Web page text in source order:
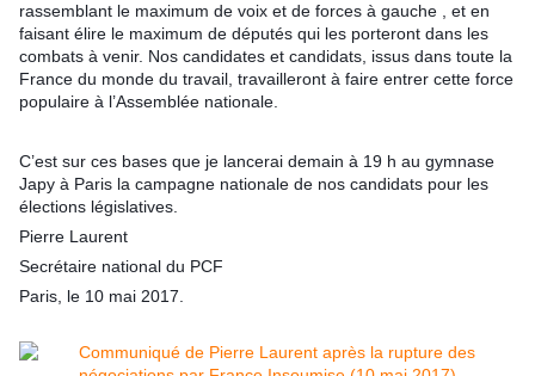
rassemblant le maximum de voix et de forces à gauche , et en
faisant élire le maximum de députés qui les porteront dans les
combats à venir. Nos candidates et candidats, issus dans toute la
France du monde du travail, travailleront à faire entrer cette force
populaire à l’Assemblée nationale.
C’est sur ces bases que je lancerai demain à 19 h au gymnase
Japy à Paris la campagne nationale de nos candidats pour les
élections législatives.
Pierre Laurent
Secrétaire national du PCF
Paris, le 10 mai 2017.